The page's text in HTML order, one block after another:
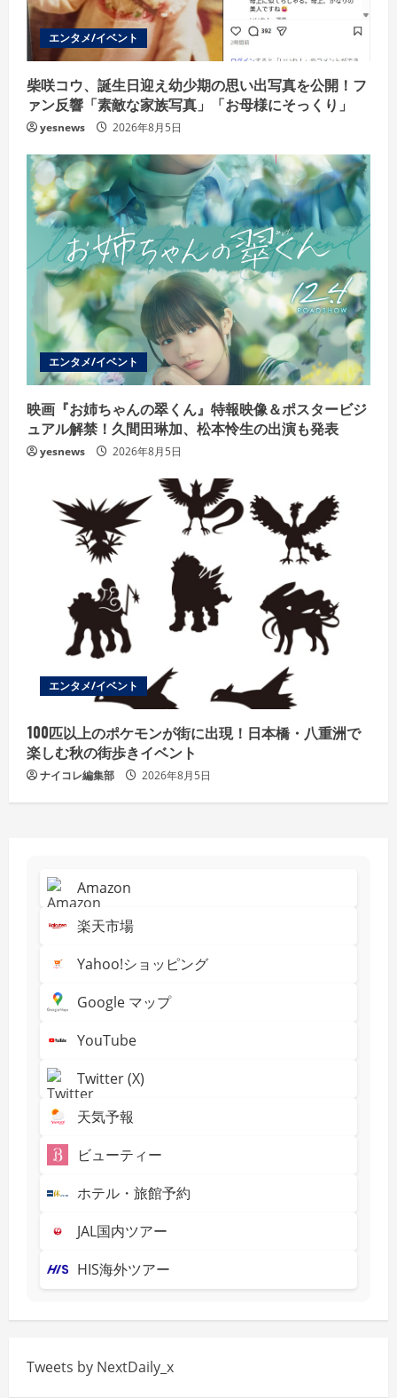
g エンタメ/イベント
柴咲コウ、誕生日迎え幼少期の思い出写真を公開！フ
ァン反響「素敵な家族写真」「お母様にそっくり」
yesnews 2026年8月5日
エンタメ/イベント
映画『お姉ちゃんの翠くん』特報映像＆ポスタービジ
ュアル解禁！久間田琳加、松本怜生の出演も発表
yesnews 2026年8月5日
エンタメ/イベント
100匹以上のポケモンが街に出現！日本橋・八重洲で
楽しむ秋の街歩きイベント
ナイコレ編集部 2026年8月5日
Amazon
楽天市場
Yahoo!ショッピング
Google マップ
YouTube
Twitter (X)
天気予報
ビューティー
ホテル・旅館予約
JAL国内ツアー
HIS海外ツアー
Tweets by NextDaily_x